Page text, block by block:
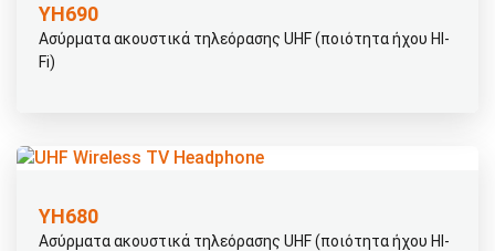
ΥΗ690
Ασύρματα ακουστικά τηλεόρασης UHF (ποιότητα ήχου HI-
Fi)
ΥΗ680
Ασύρματα ακουστικά τηλεόρασης UHF (ποιότητα ήχου HI-